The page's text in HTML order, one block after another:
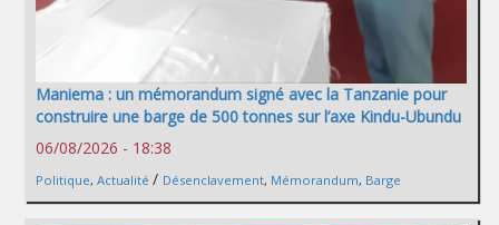
Maniema : un mémorandum signé avec la Tanzanie pour
construire une barge de 500 tonnes sur l’axe Kindu-Ubundu
06/08/2026 - 18:38
Politique, Actualité / Désenclavement, Mémorandum, Barge